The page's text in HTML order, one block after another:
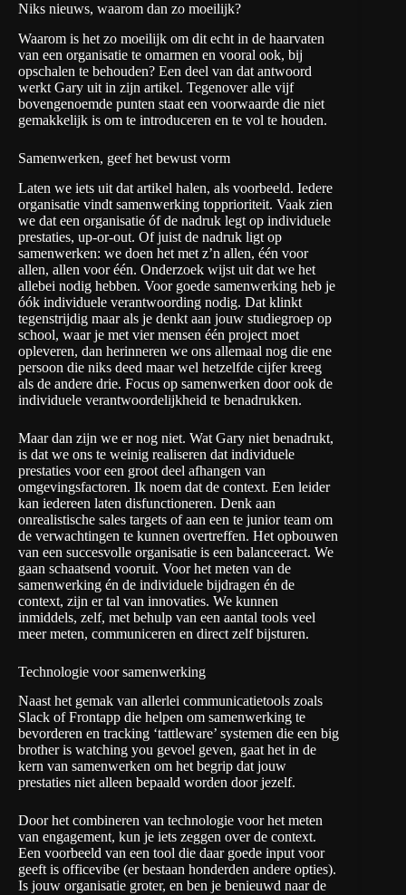
Niks nieuws, waarom dan zo moeilijk?
Waarom is het zo moeilijk om dit echt in de haarvaten
van een organisatie te omarmen en vooral ook, bij
opschalen te behouden? Een deel van dat antwoord
werkt Gary uit in zijn artikel. Tegenover alle vijf
bovengenoemde punten staat een voorwaarde die niet
gemakkelijk is om te introduceren en te vol te houden.
Samenwerken, geef het bewust vorm
Laten we iets uit dat artikel halen, als voorbeeld. Iedere
organisatie vindt samenwerking topprioriteit. Vaak zien
we dat een organisatie óf de nadruk legt op individuele
prestaties, up-or-out. Of juist de nadruk ligt op
samenwerken: we doen het met z’n allen, één voor
allen, allen voor één. Onderzoek wijst uit dat we het
allebei nodig hebben. Voor goede samenwerking heb je
óók individuele verantwoording nodig. Dat klinkt
tegenstrijdig maar als je denkt aan jouw studiegroep op
school, waar je met vier mensen één project moet
opleveren, dan herinneren we ons allemaal nog die ene
persoon die niks deed maar wel hetzelfde cijfer kreeg
als de andere drie. Focus op samenwerken door ook de
individuele verantwoordelijkheid te benadrukken.
Maar dan zijn we er nog niet. Wat Gary niet benadrukt,
is dat we ons te weinig realiseren dat individuele
prestaties voor een groot deel afhangen van
omgevingsfactoren. Ik noem dat de context. Een leider
kan iedereen laten disfunctioneren. Denk aan
onrealistische sales targets of aan een te junior team om
de verwachtingen te kunnen overtreffen. Het opbouwen
van een succesvolle organisatie is een balanceeract. We
gaan schaatsend vooruit. Voor het meten van de
samenwerking én de individuele bijdragen én de
context, zijn er tal van innovaties. We kunnen
inmiddels, zelf, met behulp van een aantal tools veel
meer meten, communiceren en direct zelf bijsturen.
Technologie voor samenwerking
Naast het gemak van allerlei communicatietools zoals
Slack ofFrontapp die helpen om samenwerking te
bevorderen en tracking ‘tattleware’ systemen die een big
brother is watching you gevoel geven, gaat het in de
kern van samenwerken om het begrip dat jouw
prestaties niet alleen bepaald worden door jezelf.
Door het combineren van technologie voor het meten
van engagement, kun je iets zeggen over de context.
Een voorbeeld van een tool die daar goede input voor
geeft is officevibe (er bestaan honderden andere opties).
Is jouw organisatie groter, en ben je benieuwd naar de